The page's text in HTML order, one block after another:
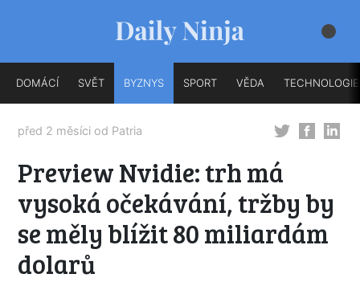
DOMÁCÍ SVĚT BYZNYS SPORT VĚDA TECHNOLOGIE
před 2 měsíci od Patria
Preview Nvidie: trh má
vysoká očekávání, tržby by
se měly blížit 80 miliardám
dolarů